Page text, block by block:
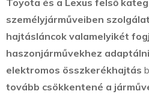
Toyota és a Lexus felső
személyjárműveiben
hajtásláncok valamelyikét
haszonjárművekhez
elektromos összkerékhajtás
tovább csökkentené a